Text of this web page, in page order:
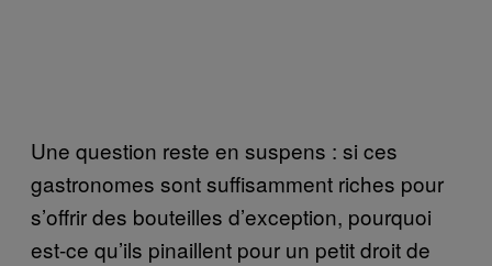
Une question reste en suspens : si ces
gastronomes sont suffisamment riches pour
s’offrir des bouteilles d’exception, pourquoi
est-ce qu’ils pinaillent pour un petit droit de